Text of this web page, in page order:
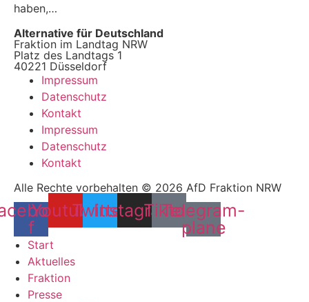
haben,…
Alternative für Deutschland
Fraktion im Landtag NRW
Platz des Landtags 1
40221 Düsseldorf
Impressum
Datenschutz
Kontakt
Impressum
Datenschutz
Kontakt
Alle Rechte vorbehalten © 2026 AfD Fraktion NRW
f
YoutubeTwitter
Instagram
Tiktok
Telegram-
plane
Start
Aktuelles
Fraktion
Presse